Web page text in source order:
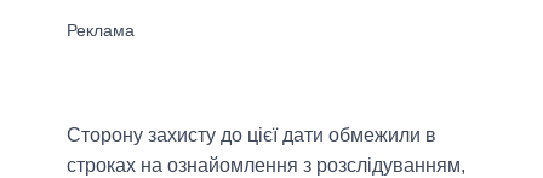
Сторону захисту до цієї дати обмежили в
строках на ознайомлення з розслідуванням,